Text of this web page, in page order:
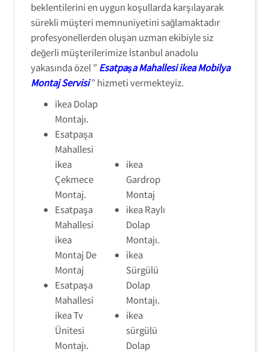
beklentilerini en uygun koşullarda karşılayarak
sürekli müşteri memnuniyetini sağlamaktadır
profesyonellerden oluşan uzman ekibiyle siz
değerli müşterilerimize İstanbul anadolu
yakasında özel ” Esatpaşa Mahallesi ikea Mobilya
Montaj Servisi” hizmeti vermekteyiz.
ikea Dolap
Montajı.
Esatpaşa
Mahallesi
ikea
Çekmece
Montaj.
Esatpaşa
Mahallesi
ikea
Montaj De
Montaj
Esatpaşa
Mahallesi
ikea Tv
Ünitesi
Montajı.
ikea
Gardrop
Montaj
ikea Raylı
Dolap
Montajı.
ikea
Sürgülü
Dolap
Montajı.
ikea
sürgülü
Dolap